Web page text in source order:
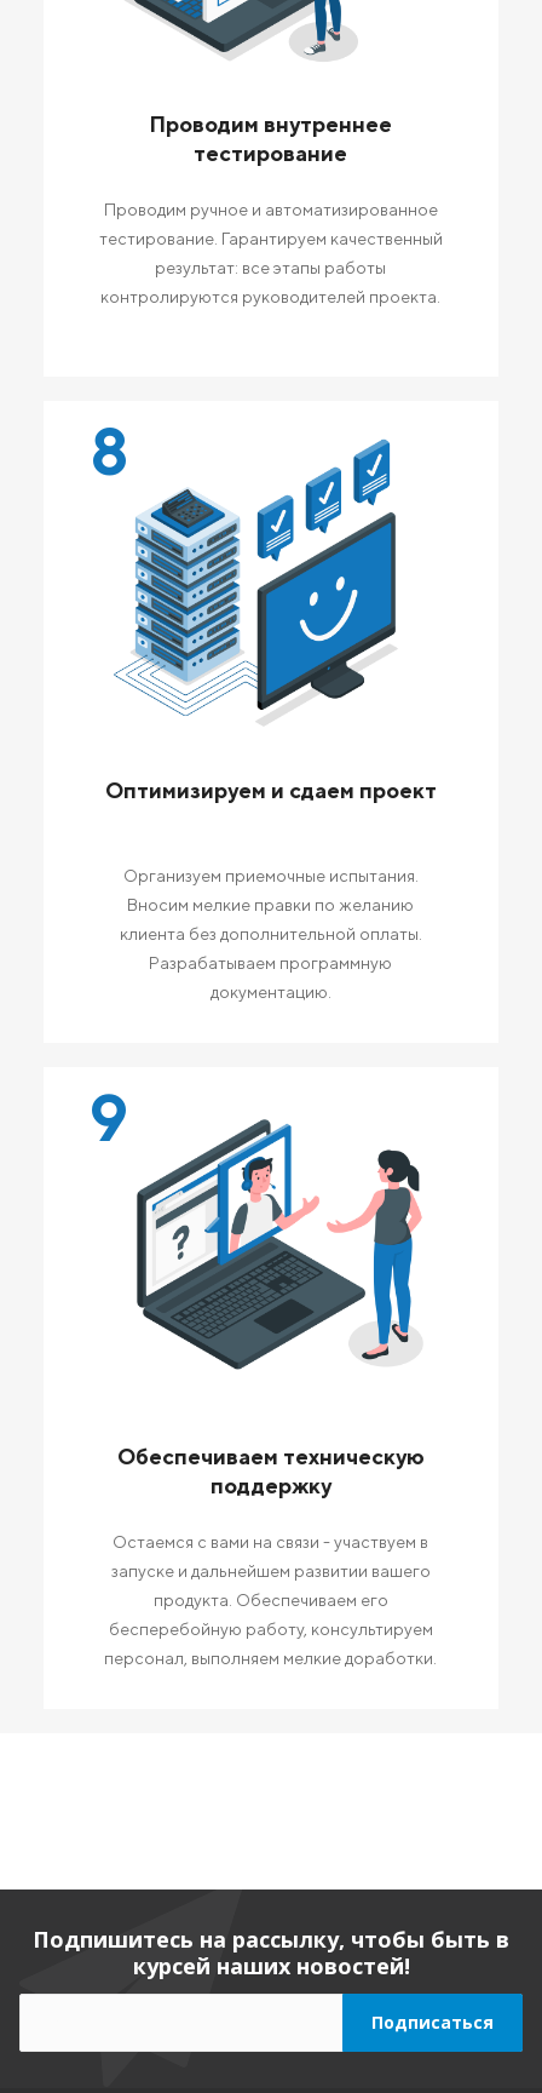
Проводим внутреннее
тестирование
Проводим ручное и автоматизированное
тестирование. Гарантируем качественный
результат: все этапы работы
контролируются руководителей проекта.
8
Оптимизируем и сдаем проект
Организуем приемочные испытания.
Вносим мелкие правки по желанию
клиента без дополнительной оплаты.
Разрабатываем программную
документацию.
9
Обеспечиваем техническую
поддержку
Остаемся с вами на связи - участвуем в
запуске и дальнейшем развитии вашего
продукта. Обеспечиваем его
бесперебойную работу, консультируем
персонал, выполняем мелкие доработки.
Подпишитесь на рассылку, чтобы быть в
курсей наших новостей!